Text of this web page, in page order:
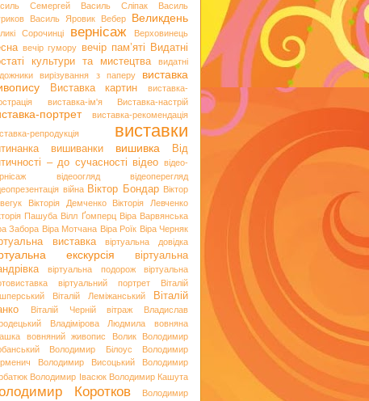
Семергей
Василь Сліпак
Василь
Василь Яровик Вебер Великдень
Сорочинці вернісаж Верховинець
вечір гумору вечір пам’яті
Видатні
культури та мистецтва
видатні
вирізування з паперу
виставка
Виставка картин
виставка-
виставка-ім'я Виставка-настрій
портрет
виставка-рекомендація
репродукція
виставки
вишиванки вишивка
Від
– до сучасності відео відео-
відеоогляд
відеоперегляд
війна Віктор Бондар Віктор
Вікторія Демченко
Вікторія Левченко
Пашуба Вілл Ґомперц Віра Варвянська
Забора Віра Мотчана Віра Роїк Віра Черняк
виставка віртуальна довідка
екскурсія
віртуальна
віртуальна подорож
віртуальна
віртуальний портрет
Віталій
Віталій Леміжанський
Віталій
Віталій Черній вітраж
Владислав
Владімірова Людмила
вовняна
вовняний живопис Волик
Володимир
Володимир Білоус
Володимир
Володимир Висоцький
Володимир
Володимир Івасюк Володимир Кашута
Коротков
Володимир